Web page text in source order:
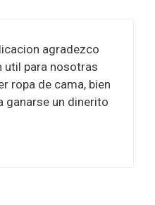
agradezco
util para nosotras
ropa de cama, bien
ganarse un dinerito